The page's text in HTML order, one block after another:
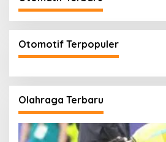
Otomotif Terpopuler
Olahraga Terbaru